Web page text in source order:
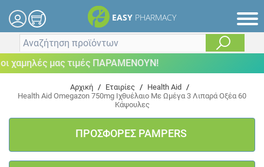
EASY PHARMACY
μας τιμές ΠΑΡΑΜΕΝΟΥΝ!
Αρχική / Εταιρίες / Health Aid /
Health Aid Omegazon 750mg Ιχθυέλαιο Με Ωμέγα 3 Λιπαρά Οξέα 60
Κάψουλες
ΠΡΟΣΦΟΡΕΣ PAMPERS